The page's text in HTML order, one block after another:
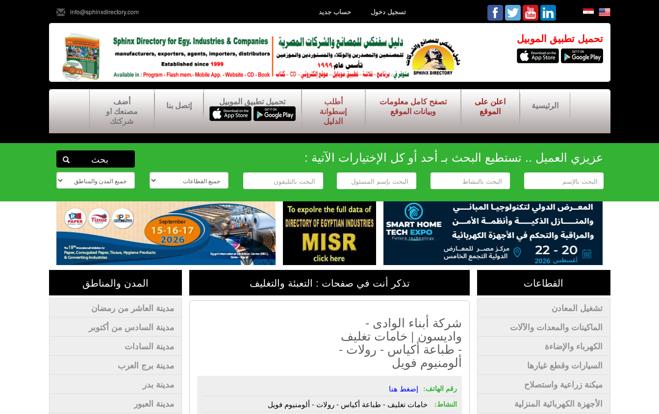
تسجيل دخول حساب جديد info@sphinxdirectory.com
تحميل تطبيق الموبيل
الرئيسية
اعلن على
الموقع
تصفح كامل معلومات
وبيانات الموقع
أطلب
إسطوانة
الدليل
تحميل تطبيق الموبيل إتصل بنا
أضف
مصنعك او
شركتك
عزيزي العميل .. تستطيع البحث بـ أحد أو كل الإختيارات الآتية :
القطاعات
تشغيل المعادن
الماكينات والمعدات والآلات
الكهرباء والإضاءة
السيارات وقطع غيارها
ميكنة زراعية واستصلاح
الأجهزة الكهربائية المنزلية
تذكر أنت في صفحات : التعبئة والتغليف
شركة أبناء الوادى -
واديسون | خامات تغليف
- طباعة أكياس - رولات -
ألومنيوم فويل
رقم الهاتف: إضغط هنا
النشاط: خامات تغليف - طباعة أكياس - رولات - ألومنيوم فويل
المدن والمناطق
مدينة العاشر من رمضان
مدينة السادس من أكتوبر
مدينة السادات
مدينة برج العرب
مدينة بدر
مدينة العبور